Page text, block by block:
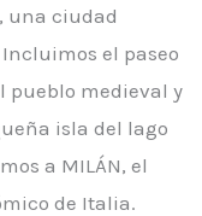
una ciudad
el paseo
pueblo medieval y
isla del lago
a MILÁN, el
de Italia.